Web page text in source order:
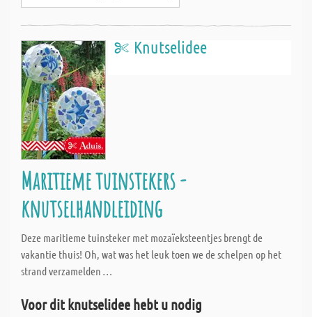
Knutselidee
Maritieme tuinstekers -
knutselhandleiding
Deze maritieme tuinsteker met mozaïeksteentjes brengt de
vakantie thuis! Oh, wat was het leuk toen we de schelpen op het
strand verzamelden …
Voor dit knutselidee hebt u nodig